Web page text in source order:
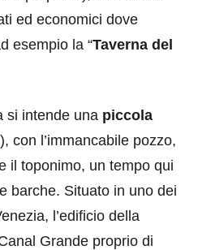
ed economici dove
esempio la “Taverna del
si intende una piccola
con l’immancabile pozzo,
il toponimo, un tempo qui
barche. Situato in uno dei
l’edificio della
Grande proprio di